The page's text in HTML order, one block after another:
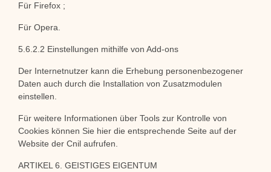
Für Firefox ;
Für Opera.
5.6.2.2 Einstellungen mithilfe von Add-ons
Der Internetnutzer kann die Erhebung personenbezogener
Daten auch durch die Installation von Zusatzmodulen
einstellen.
Für weitere Informationen über Tools zur Kontrolle von
Cookies können Sie hier die entsprechende Seite auf der
Website der Cnil aufrufen.
ARTIKEL 6. GEISTIGES EIGENTUM